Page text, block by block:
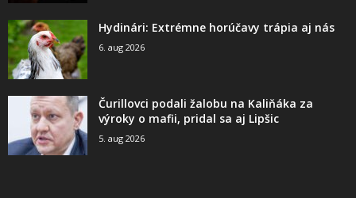
Hydinári: Extrémne horúčavy trápia aj nás
6. aug 2026
Čurillovci podali žalobu na Kaliňáka za
výroky o mafii, pridal sa aj Lipšic
5. aug 2026